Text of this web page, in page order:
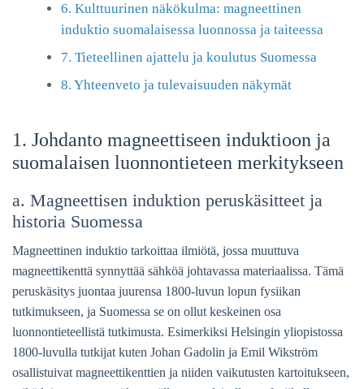
6. Kulttuurinen näkökulma: magneettinen
induktio suomalaisessa luonnossa ja taiteessa
7. Tieteellinen ajattelu ja koulutus Suomessa
8. Yhteenveto ja tulevaisuuden näkymät
1. Johdanto magneettiseen induktioon ja
suomalaisen luonnontieteen merkitykseen
a. Magneettisen induktion peruskäsitteet ja
historia Suomessa
Magneettinen induktio tarkoittaa ilmiötä, jossa muuttuva
magneettikenttä synnyttää sähköä johtavassa materiaalissa. Tämä
peruskäsitys juontaa juurensa 1800-luvun lopun fysiikan
tutkimukseen, ja Suomessa se on ollut keskeinen osa
luonnontieteellistä tutkimusta. Esimerkiksi Helsingin yliopistossa
1800-luvulla tutkijat kuten Johan Gadolin ja Emil Wikström
osallistuivat magneettikenttien ja niiden vaikutusten kartoitukseen,